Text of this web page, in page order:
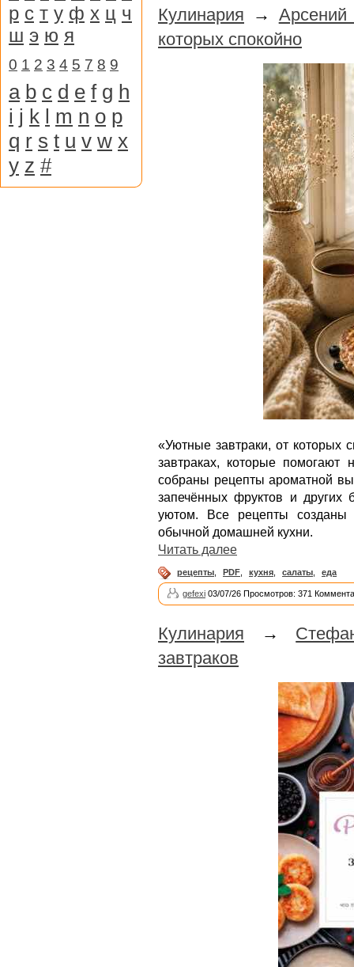
Кулинария → Арсений
которых спокойно
«Уютные завтраки, от которых
завтраках, которые
собраны рецепты ароматной
запечённых фруктов и других
уютом. Все рецепты созданы
обычной домашней кухни.
Читать далее
рецепты PDF кухня салаты еда
gefexi 03/07/26 Просмотров: 371
Кулинария →
завтраков
р с т у ф х ц ч
ш э ю я
0 1 2 3 4 5 7 8 9
a b c d e f g h
i j k l m n o p
q r s t u v w x
y z #